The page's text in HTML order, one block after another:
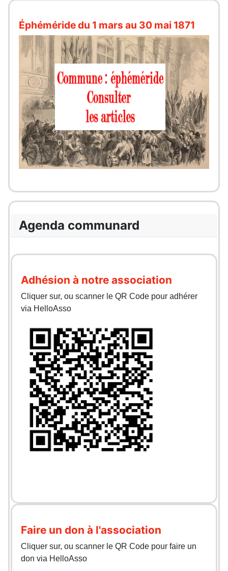
Éphéméride du 1 mars au 30 mai 1871
Agenda communard
Adhésion à notre association
Cliquer sur, ou scanner le QR Code pour adhérer
via HelloAsso
Faire un don à l'association
Cliquer sur, ou scanner le QR Code pour faire un
don via HelloAsso